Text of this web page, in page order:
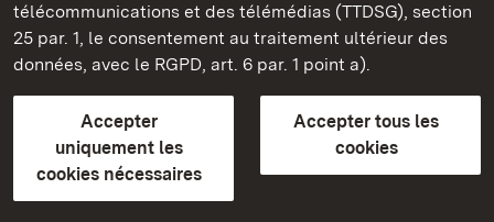
télécommunications et des télémédias (TTDSG), section
25 par. 1, le consentement au traitement ultérieur des
données, avec le RGPD, art. 6 par. 1 point a).
Accepter
uniquement les
cookies nécessaires
Accepter tous les
cookies
FAQ et réponsesMentions légalesProtection des données
Explications sur l’accessibilité
BITV-konform (geprüfte Seiten)
plus loin
Accueil
Monuments